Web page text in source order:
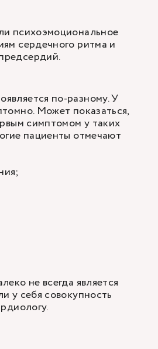
психоэмоциональное
сердечного ритма и
по-разному. У
Может показаться,
симптомом у таких
пациенты отмечают
не всегда является
у себя совокупность